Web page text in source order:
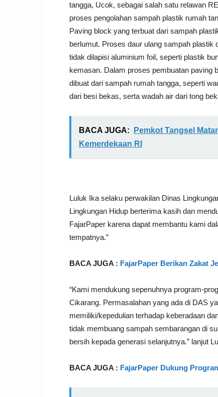
tangga, Ucok, sebagai salah satu relawan
proses pengolahan sampah plastik rumah
Paving block yang terbuat dari sampah
berlumut. Proses daur ulang sampah
tidak dilapisi aluminium foil, seperti plastik
kemasan. Dalam proses pembuatan paving
dibuat dari sampah rumah tangga, seperti
dari besi bekas, serta wadah air dari tong
BACA JUGA:
Pemkot Tangsel
Kemerdekaan RI
Luluk Ika selaku perwakilan Dinas
Lingkungan Hidup berterima kasih dan
FajarPaper karena dapat membantu kami
tempatnya.”
BACA JUGA : FajarPaper Berikan Zakat
“Kami mendukung sepenuhnya program-
Cikarang. Permasalahan yang ada di DAS
memiliki/kepedulian terhadap keberadaan
tidak membuang sampah sembarangan di
bersih kepada generasi selanjutnya.” lanjut
BACA JUGA : FajarPaper Dukung